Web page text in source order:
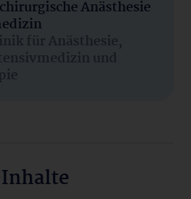
Anästhesie
für Anästhesie,
und